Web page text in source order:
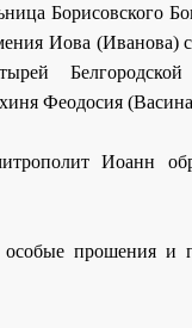
Борисовского
Иова (Иванова)
Феодосия
Иоанн
прошения и